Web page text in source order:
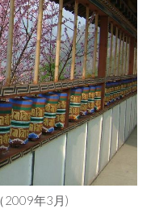
2009年3月)